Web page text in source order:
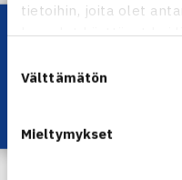
tietoihin, joita olet
kun olet käyttänyt
valinta
Välttämätön
Mieltymykset
Lataa OmaTennis!